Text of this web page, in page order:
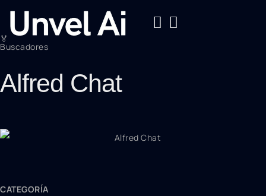
🏅
Buscadores
Alfred Chat
CATEGORÍA